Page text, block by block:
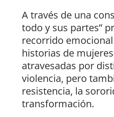
A través de una
todo y sus partes”
recorrido
historias de
atravesadas por
violencia, pero
resistencia, la
transformación.